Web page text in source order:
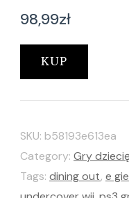
98,99zł
KUP
SKU: b58193e613ea
Category: Gry
Tags: dining out, e